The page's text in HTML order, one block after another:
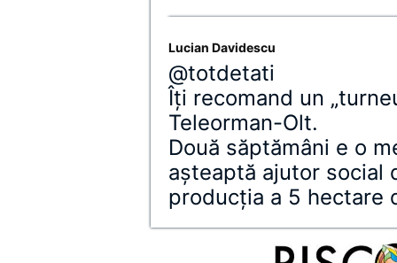
Lucian Davidescu
@totdetati
Îţi recomand un
Teleorman-Olt.
Două săptămâni e o
aşteaptă ajutor social
producţia a 5 hectare